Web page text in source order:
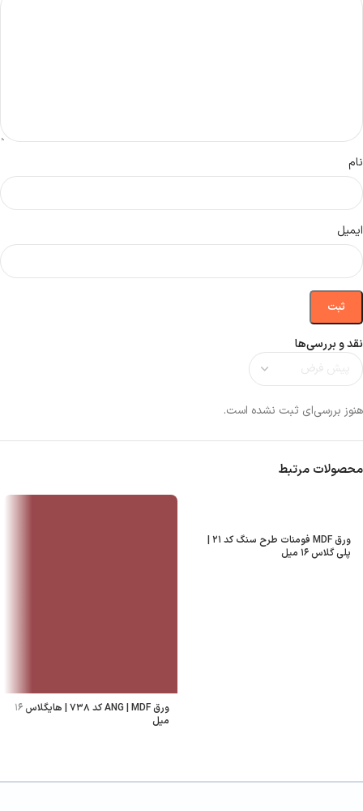
نقد و بررسی‌ها
هنوز بررسی‌ای ثبت نشده است.
نام
ایمیل
محصولات مرتبط
ورق MDF فومنات طرح سنگ کد ۲۱ |
پلی گلاس ۱۶ میل
ورق ANG | MDF کد ۷۳۸ | هایگلاس ۱۶
میل